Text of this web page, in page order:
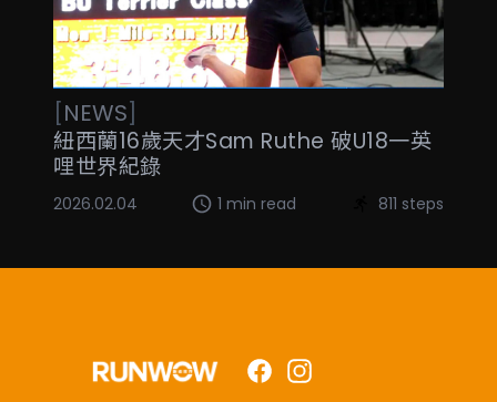
[NEWS]
紐西蘭16歲天才Sam Ruthe 破U18一英
哩世界紀錄
2026.02.04 1 min read 811 steps
FacebookInstagram